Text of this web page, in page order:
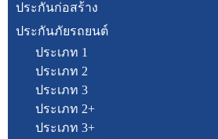
ประกันก่อสร้าง
ประกันภัยรถยนต์
ประเภท 1
ประเภท 2
ประเภท 3
ประเภท 2+
ประเภท 3+